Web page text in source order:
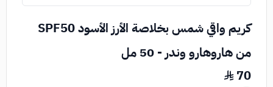
كريم واقي شمس بخلاصة الأرز الأسود SPF50
من هاروهارو وندر - 50 مل
70